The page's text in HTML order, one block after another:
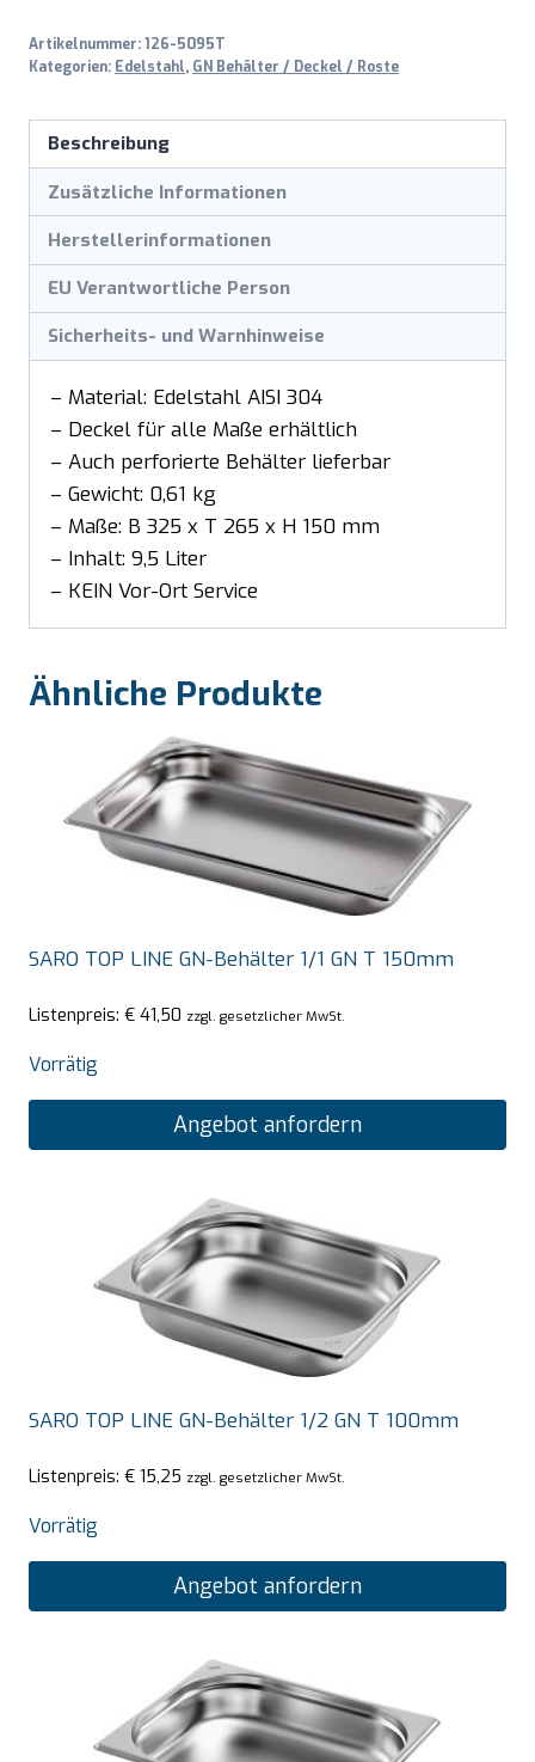
Menge
Artikelnummer:126-5095T
Kategorien: Edelstahl, GN Behälter / Deckel / Roste
Beschreibung
Zusätzliche Informationen
Herstellerinformationen
EU Verantwortliche Person
Sicherheits- und Warnhinweise
– Material: Edelstahl AISI 304
– Deckel für alle Maße erhältlich
– Auch perforierte Behälter lieferbar
– Gewicht: 0,61 kg
– Maße: B 325 x T 265 x H 150 mm
– Inhalt: 9,5 Liter
– KEIN Vor-Ort Service
Ähnliche Produkte
SARO TOP LINE GN-Behälter 1/1 GN T 150mm
Listenpreis: € 41,50 zzgl. gesetzlicher MwSt.
Vorrätig
Angebot anfordern
SARO TOP LINE GN-Behälter 1/2 GN T 100mm
Listenpreis: € 15,25 zzgl. gesetzlicher MwSt.
Vorrätig
Angebot anfordern